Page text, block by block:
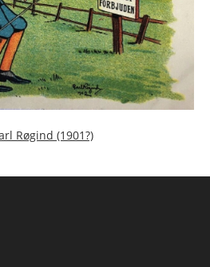
Røgind (1901?)